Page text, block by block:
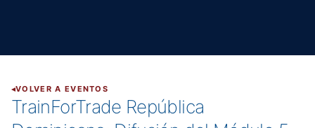
VOLVER A EVENTOS
TrainForTrade República